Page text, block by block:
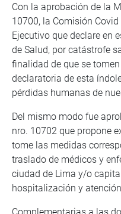
Con la aprobación de la
10700, la Comisión
Ejecutivo que declare en
de Salud, por catástrofe
finalidad de que se
declaratoria de esta
pérdidas humanas de
Del mismo modo fue
nro. 10702 que propone
tome las medidas
traslado de médicos y
ciudad de Lima y/o
hospitalización y